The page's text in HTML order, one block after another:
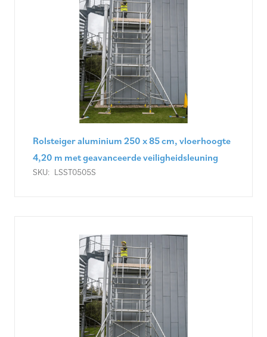
Rolsteiger aluminium 250 x 85 cm, vloerhoogte
4,20 m met geavanceerde veiligheidsleuning
SKU: LSST0505S